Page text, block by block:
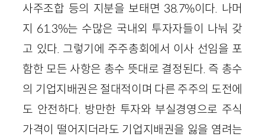
사주조합 등의 지분을 보태면 38.7%이다. 나머
지 61.3%는 수많은 국내외 투자자들이 나눠 갖
고 있다. 그렇기에 주주총회에서 이사 선임을 포
함한 모든 사항은 총수 뜻대로 결정된다. 즉 총수
의 기업지배권은 절대적이며 다른 주주의 도전에
도 안전하다. 방만한 투자와 부실경영으로 주식
가격이 떨어지더라도 기업지배권을 잃을 염려는